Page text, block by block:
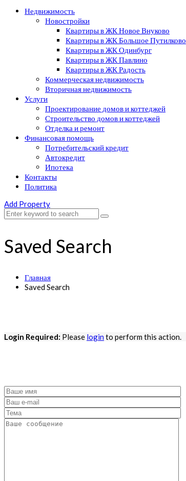
Недвижимость
Новостройки
Квартиры в ЖК Новое Внуково
Квартиры в ЖК Большое Путилково
Квартиры в ЖК Одинбург
Квартиры в ЖК Павлино
Квартиры в ЖК Радость
Коммерческая недвижимость
Вторичная недвижимость
Услуги
Проектирование домов и коттеджей
Строительство домов и коттеджей
Отделка и ремонт
Финансовая помощь
Потребительский кредит
Автокредит
Ипотека
Контакты
Политика
Add Property
Saved Search
Главная
Saved Search
Login Required: Please loginto perform this action.